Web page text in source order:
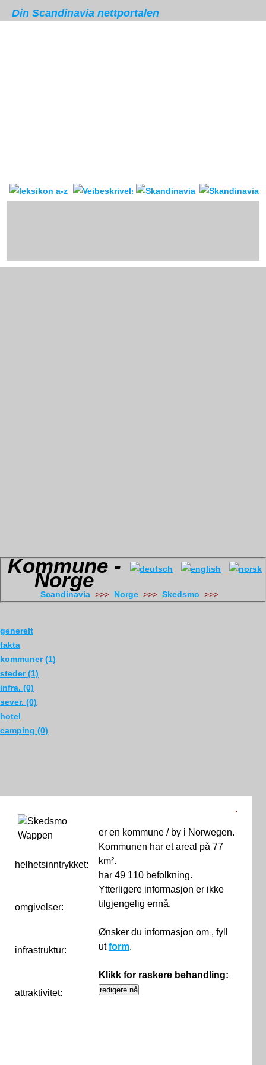
Din Scandinavia nettportalen
Skandinavia leksikonVeibeskrivelse forum &
Kommune -
Norge
Scandinavia >>> Norge >>> Skedsmo
generelt
fakta
kommuner (1)
steder (1)
infra. (0)
sever. (0)
hotel
camping (0)
helhetsinntrykket:
omgivelser:
infrastruktur:
attraktivitet:
er en kommune / by i Norwegen.
Kommunen har et areal på 77
km².
har 49 110 befolkning.
Ytterligere informasjon er ikke
tilgjengelig ennå.
Ønsker du informasjon om , fyll
utform.
Klikk for raskere behandling: